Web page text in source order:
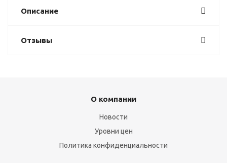
Описание
Отзывы
О компании
Новости
Уровни цен
Политика конфиденциальности